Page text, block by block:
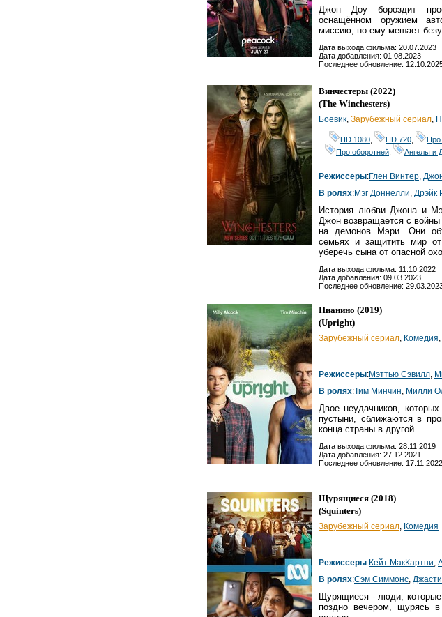
Джон Доу бороздит
оснащённом оружием
миссию, но ему мешает
Дата выхода фильма: 20.07.2023
Дата добавления: 01.08.2023
Последнее обновление:
Винчестеры (2022)
(The Winchesters)
Боевик, Зарубежный сериал,
HD 1080 HD 720
Про оборотней
Ангелы и
Режиссеры:Глен Винтер,
В ролях:Мэг Доннелли, Дрэйк
История любви Джона и
Джон возвращается с
на демонов Мэри. Они
семьях и защитить мир
уберечь сына от опасной
Дата выхода фильма: 11.10.2022
Дата добавления: 09.03.2023
Последнее обновление:
Пианино (2019)
(Upright)
Зарубежный сериал, Комедия,
Режиссеры:Мэттью Сэвилл,
В ролях:Тим Минчин, Милли
Двое неудачников,
пустыни, сближаются в
конца страны в другой.
Дата выхода фильма: 28.11.2019
Дата добавления: 27.12.2021
Последнее обновление: 17.11.2022
Щурящиеся (2018)
(Squinters)
Зарубежный сериал, Комедия
Режиссеры:Кейт МакКартни,
В ролях:Сэм Симмонс,
Щурящиеся - люди, которые
поздно вечером, щурясь